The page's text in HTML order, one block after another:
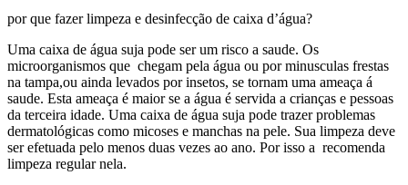
por que fazer limpeza e desinfecção de caixa d’água?
Uma caixa de água suja pode ser um risco a saude. Os
microorganismos que chegam pela água ou por minusculas frestas
na tampa,ou ainda levados por insetos, se tornam uma ameaça á
saude. Esta ameaça é maior se a água é servida a crianças e pessoas
da terceira idade. Uma caixa de água suja pode trazer problemas
dermatológicas como micoses e manchas na pele. Sua limpeza deve
ser efetuada pelo menos duas vezes ao ano. Por isso a recomenda
limpeza regular nela.